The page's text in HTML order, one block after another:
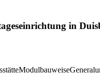
in
Modulbauweise